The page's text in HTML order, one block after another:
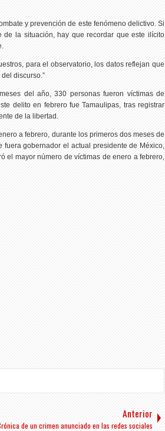
y prevención de este fenómeno delictivo. Si
la situación, hay que recordar que este ilícito
para el observatorio, los datos reflejan que
discurso.”
del año, 330 personas fueron víctimas de
delito en febrero fue Tamaulipas, tras registrar
de la libertad.
a febrero, durante los primeros dos meses de
gobernador el actual presidente de México,
el mayor número de víctimas de enero a febrero,
Anterior
de un crimen anunciado en las redes sociales